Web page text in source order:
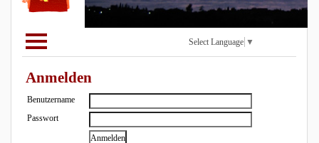
Select Language ▼
Anmelden
Benutzername
Passwort